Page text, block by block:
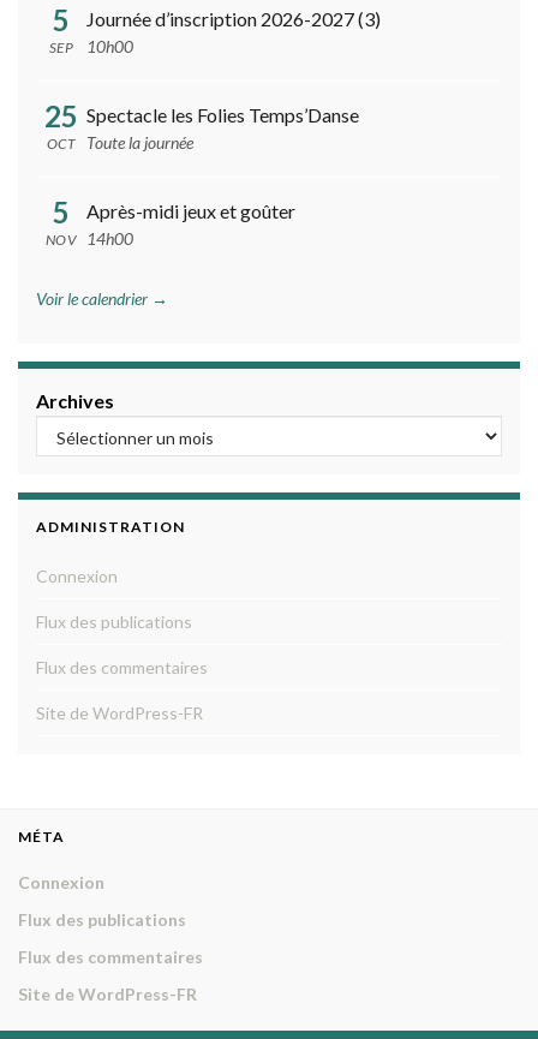
5
SEP
Journée d’inscription 2026-2027 (3)
10h00
25
OCT
Spectacle les Folies Temps’Danse
Toute la journée
5
NOV
Après-midi jeux et goûter
14h00
Voir le calendrier →
Archives
ADMINISTRATION
Connexion
Flux des publications
Flux des commentaires
Site de WordPress-FR
MÉTA
Connexion
Flux des publications
Flux des commentaires
Site de WordPress-FR